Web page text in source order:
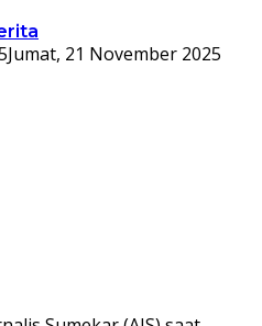
Jumat, 21 November 2025